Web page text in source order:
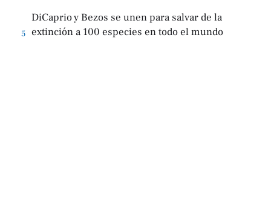
5
DiCaprio y Bezos se unen para salvar de la
extinción a 100 especies en todo el mundo